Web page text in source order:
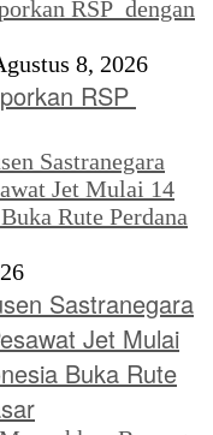
8, 2026
RSP
Sastranegara
Jet Mulai
Buka Rute